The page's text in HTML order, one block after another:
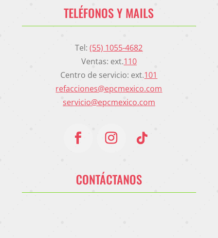
TELÉFONOS Y MAILS
Tel:(55) 1055-4682
Ventas: ext.110
Centro de servicio: ext.101
refacciones@epcmexico.com
servicio@epcmexico.com
CONTÁCTANOS